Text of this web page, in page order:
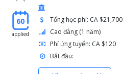
60
applied
Tổng học phí: CA $21,700
Cao đẳng (1 năm)
Phí ứng tuyển: CA $120
Bắt đầu: